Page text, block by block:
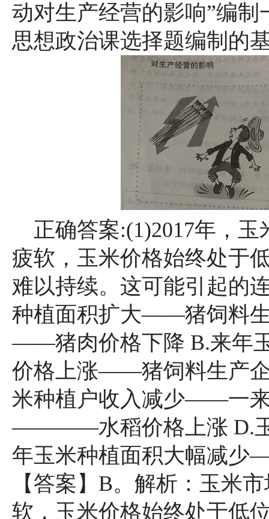
动对生产经营的影响”编
思想政治课选择题编制的
正确答案:(1)2017年，玉
疲软，玉米价格始终处于
难以持续。这可能引起的
种植面积扩大——猪饲料
——猪肉价格下降 B.来年
价格上涨——猪饲料生产
米种植户收入减少——一
————水稻价格上涨 D.
年玉米种植面积大幅减
【答案】B。解析：玉米
软，玉米价格始终处于低